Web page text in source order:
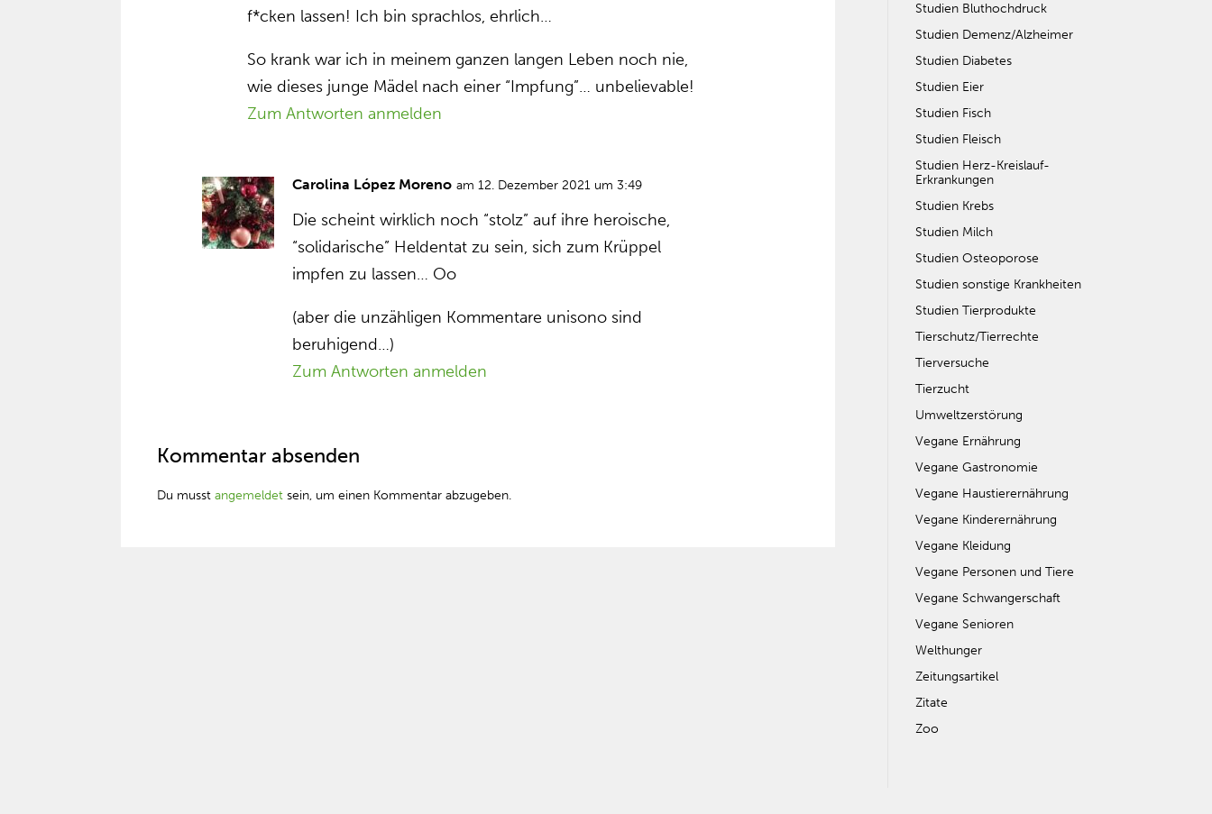
f*cken lassen! Ich bin sprachlos, ehrlich…
So krank war ich in meinem ganzen langen Leben noch nie,
wie dieses junge Mädel nach einer “Impfung”… unbelievable!
Zum Antworten anmelden
Carolina López Moreno am 12. Dezember 2021 um 3:49
Die scheint wirklich noch “stolz” auf ihre heroische,
“solidarische” Heldentat zu sein, sich zum Krüppel
impfen zu lassen… Oo
(aber die unzähligen Kommentare unisono sind
beruhigend…)
Zum Antworten anmelden
Kommentar absenden
Du musstangemeldet sein, um einen Kommentar abzugeben.
Studien Bluthochdruck
Studien Demenz/Alzheimer
Studien Diabetes
Studien Eier
Studien Fisch
Studien Fleisch
Studien Herz-Kreislauf-
Erkrankungen
Studien Krebs
Studien Milch
Studien Osteoporose
Studien sonstige Krankheiten
Studien Tierprodukte
Tierschutz/Tierrechte
Tierversuche
Tierzucht
Umweltzerstörung
Vegane Ernährung
Vegane Gastronomie
Vegane Haustierernährung
Vegane Kinderernährung
Vegane Kleidung
Vegane Personen und Tiere
Vegane Schwangerschaft
Vegane Senioren
Welthunger
Zeitungsartikel
Zitate
Zoo